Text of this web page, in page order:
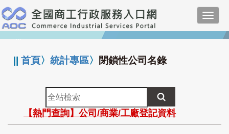
跳
到
主
要
:::
||首頁〉統計專區〉 閉鎖性公司名錄
全
站
檢
索
【熱門查詢】公司/商業/工廠登記資料